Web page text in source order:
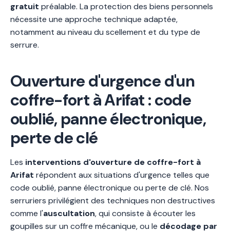
gratuit préalable. La protection des biens personnels
nécessite une approche technique adaptée,
notamment au niveau du scellement et du type de
serrure.
Ouverture d'urgence d'un
coffre-fort à Arifat : code
oublié, panne électronique,
perte de clé
Les interventions d'ouverture de coffre-fort à
Arifat répondent aux situations d'urgence telles que
code oublié, panne électronique ou perte de clé. Nos
serruriers privilégient des techniques non destructives
comme l'auscultation, qui consiste à écouter les
goupilles sur un coffre mécanique, ou le décodage par